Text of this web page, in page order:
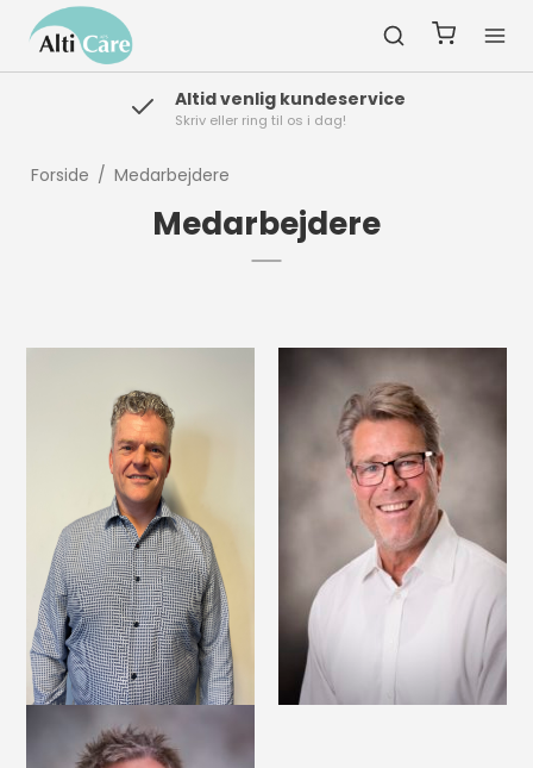
Altid venlig kundeservice
Skriv eller ring til os i dag!
Forside / Medarbejdere
Medarbejdere